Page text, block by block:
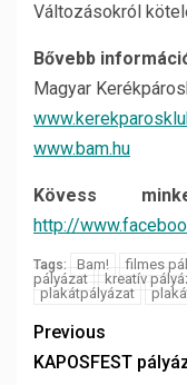
Változásokról
Bővebb
Magyar
www.bam.hu
Kövess
http://
Tags: Bam! filmes
pályázat
kreatív
plakátpályázat
Previous
KAPOSFEST